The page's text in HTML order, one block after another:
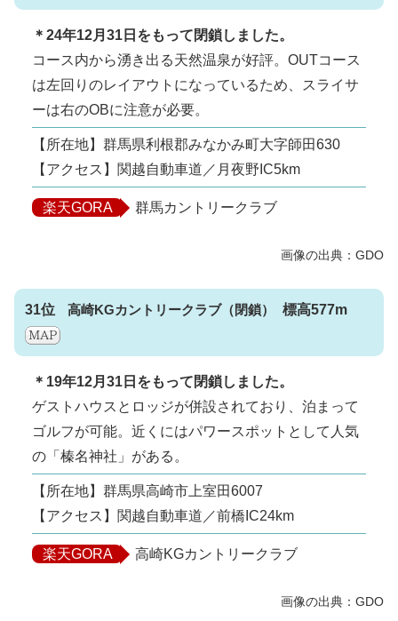
＊24年12月31日をもって閉鎖しました。
コース内から湧き出る天然温泉が好評。OUTコース
は左回りのレイアウトになっているため、スライサ
ーは右のOBに注意が必要。
【所在地】群馬県利根郡みなかみ町大字師田630
【アクセス】関越自動車道／月夜野IC5km
楽天GORA 群馬カントリークラブ
31位 高崎KGカントリークラブ 標高577m
＊19年12月31日をもって閉鎖しました。
ゲストハウスとロッジが併設されており、泊まって
ゴルフが可能。近くにはパワースポットとして人気
の「榛名神社」がある。
【所在地】群馬県高崎市上室田6007
【アクセス】関越自動車道／前橋IC24km
楽天GORA 高崎KGカントリークラブ